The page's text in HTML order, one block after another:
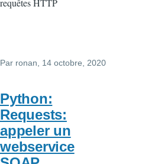
requêtes HTTP
Par ronan , 14 octobre, 2020
Python:
Requests:
appeler un
webservice